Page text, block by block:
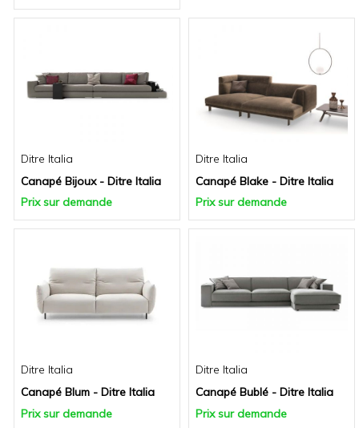
Ditre Italia
Canapé Bijoux - Ditre Italia
Prix sur demande
Ditre Italia
Canapé Blake - Ditre Italia
Prix sur demande
Ditre Italia
Canapé Blum - Ditre Italia
Prix sur demande
Ditre Italia
Canapé Bublé - Ditre Italia
Prix sur demande